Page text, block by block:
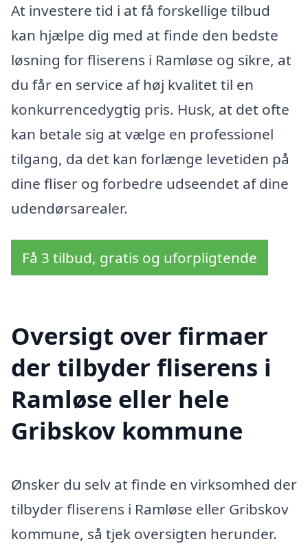
At investere tid i at få forskellige tilbud
kan hjælpe dig med at finde den bedste
løsning for fliserens i Ramløse og sikre, at
du får en service af høj kvalitet til en
konkurrencedygtig pris. Husk, at det ofte
kan betale sig at vælge en professionel
tilgang, da det kan forlænge levetiden på
dine fliser og forbedre udseendet af dine
udendørsarealer.
Få 3 tilbud, gratis og uforpligtende
Oversigt over firmaer
der tilbyder fliserens i
Ramløse eller hele
Gribskov kommune
Ønsker du selv at finde en virksomhed der
tilbyder fliserens i Ramløse eller Gribskov
kommune, så tjek oversigten herunder.